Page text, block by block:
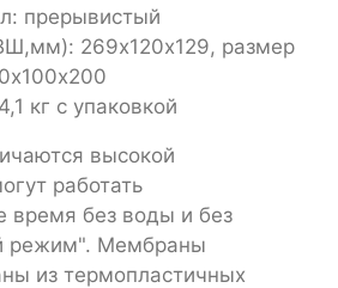
прерывистый
269х120х129, размер
кг с упаковкой
высокой
работать
время без воды и без
режим". Мембраны
из термопластичных